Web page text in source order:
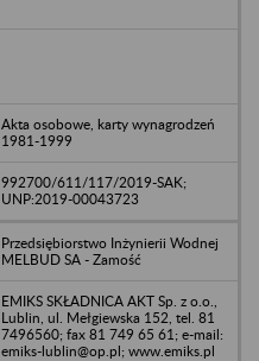
Akta osobowe, karty wynagrodzeń
1981-1999
992700/611/117/2019-SAK;
UNP:2019-00043723
Przedsiębiorstwo Inżynierii Wodnej
MELBUD SA - Zamość
EMIKS SKŁADNICA AKT Sp. z o.o.,
Lublin, ul. Mełgiewska 152, tel. 81
7496560; fax 81 749 65 61; e-mail:
emiks-lublin@op.pl; www.emiks.pl